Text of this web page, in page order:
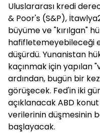
Uluslararası kredi
& Poor's (S&P),
büyüme ve "kırılgan"
hafifletemeyebileceği
düşürdü. Yunanistan
kaçınmak için yapılan
ardından, bugün bir
görüşecek. Fed'in iki
açıklanacak ABD
verilerinin düşmesinin
başlayacak.